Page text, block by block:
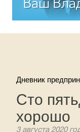
Дневник
Сто
хорошо
3 августа 2020